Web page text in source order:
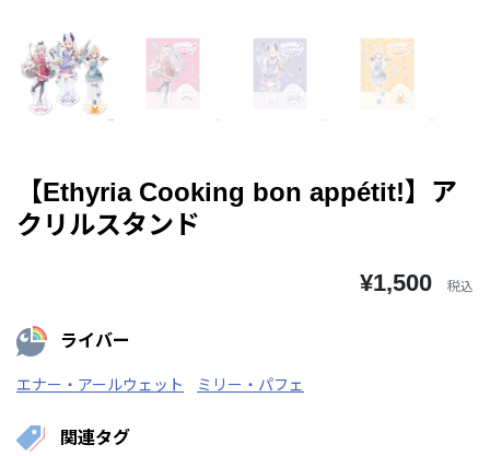
【Ethyria Cooking bon appétit!】ア
クリルスタンド
¥1,500 税込
ライバー
エナー・アールウェット ミリー・パフェ
関連タグ